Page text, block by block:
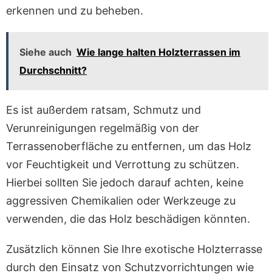
erkennen und zu beheben.
Siehe auch Wie lange halten Holzterrassen im
Durchschnitt?
Es ist außerdem ratsam, Schmutz und
Verunreinigungen regelmäßig von der
Terrassenoberfläche zu entfernen, um das Holz
vor Feuchtigkeit und Verrottung zu schützen.
Hierbei sollten Sie jedoch darauf achten, keine
aggressiven Chemikalien oder Werkzeuge zu
verwenden, die das Holz beschädigen könnten.
Zusätzlich können Sie Ihre exotische Holzterrasse
durch den Einsatz von Schutzvorrichtungen wie